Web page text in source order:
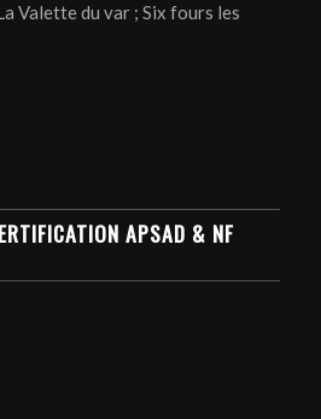
Valette du var ; Six fours les
APSAD & NF